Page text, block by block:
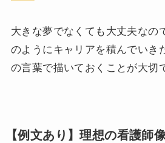
大きな夢でなくても大丈夫なの
のようにキャリアを積んでいき
の言葉で描いておくことが大切
【例文あり】理想の看護師